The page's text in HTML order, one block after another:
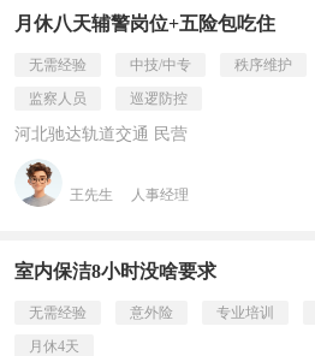
月休八天辅警岗位+五险包吃住
无需经验 中技/中专 秩序维护
监察人员
巡逻防控
河北驰达轨道交通 民营
王先生 人事经理
室内保洁8小时没啥要求
无需经验 意外险 专业培训
月休4天